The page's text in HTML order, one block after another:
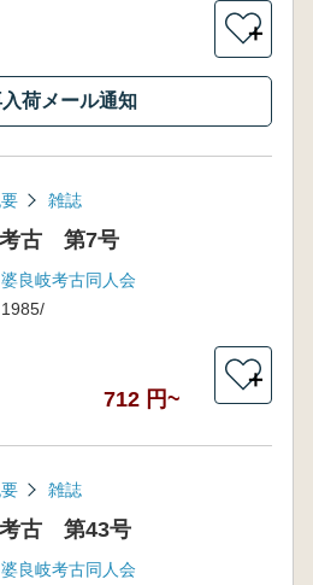
＋
荷メール通知
雑誌
古 第7号
婆良岐考古同人会
1985/
712 円~
＋
雑誌
古 第43号
婆良岐考古同人会